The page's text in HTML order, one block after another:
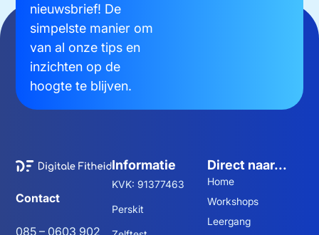
nieuwsbrief! De
simpelste manier om
van al onze tips en
inzichten op de
hoogte te blijven.
Contact
085 – 0603 902
Informatie
KVK: 91377463
Perskit
Direct naar...
Home
Workshops
Leergang